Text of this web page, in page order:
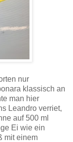
nur
klassisch an
man hier
Leandro verriet,
auf 500 ml
Ei wie ein
mit einem